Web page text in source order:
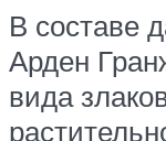
В составе
Арден
вида